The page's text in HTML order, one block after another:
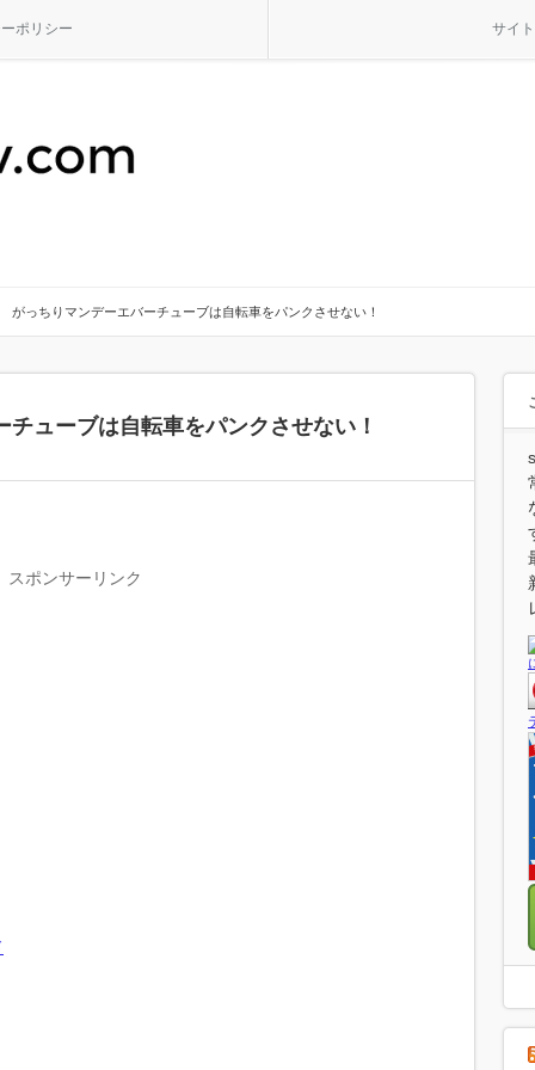
ポリシー サイ
がっちりマンデーエバーチューブは自転車をパンクさせない！
ューブは自転車をパンクさせない！
スポンサーリンク